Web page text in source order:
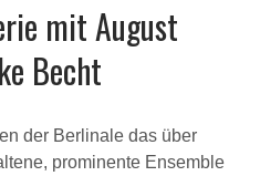
mit August
Becht
der Berlinale das über
prominente Ensemble